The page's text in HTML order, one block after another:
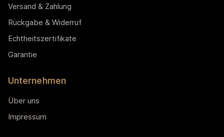
Versand & Zahlung
Rückgabe & Widerruf
Echtheitszertifikate
Garantie
Unternehmen
Über uns
Impressum